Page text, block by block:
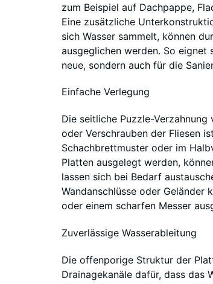
zum Beispiel auf Dachpappe,
Eine zusätzliche
sich Wasser sammelt, können
ausgeglichen werden. So
neue, sondern auch für die
Einfache Verlegung
Die seitliche Puzzle-
oder Verschrauben der Fliesen
Schachbrettmuster oder im
Platten ausgelegt werden,
lassen sich bei Bedarf
Wandanschlüsse oder Geländer
oder einem scharfen Messer
Zuverlässige Wasserableitung
Die offenporige Struktur der
Drainagekanäle dafür, dass das